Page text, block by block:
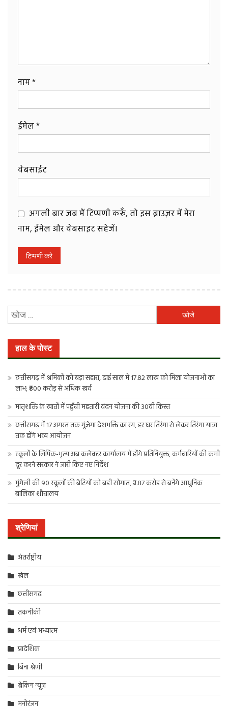
नाम*
ईमेल*
वेबसाईट
अगली बार जब मैं टिप्पणी करूँ, तो इस ब्राउज़र में मेरा
नाम, ईमेल और वेबसाइट सहेजें।
को
हाल के पोस्ट
छत्तीसगढ़ में श्रमिकों को बड़ा सहारा, ढाई साल में 17.82 लाख को मिला योजनाओं का
लाभ; ₹800 करोड़ से अधिक खर्च
मातृशक्ति के खातों में पहुँची महतारी वंदन योजना की 30वीं किस्त
छत्तीसगढ़ में 17 अगस्त तक गूंजेगा देशभक्ति का रंग, हर घर तिरंगा से लेकर तिरंगा यात्रा
तक होंगे भव्य आयोजन
स्कूलों के लिपिक-भृत्य अब कलेक्टर कार्यालय में होंगे प्रतिनियुक्त, कर्मचारियों की कमी
दूर करने सरकार ने जारी किए नए निर्देश
मुंगेली की 90 स्कूलों की बेटियों को बड़ी सौगात, ₹3.87 करोड़ से बनेंगे आधुनिक
बालिका शौचालय
श्रेणियां
अंतर्राष्ट्रीय
खेल
छत्तीसगढ़
तकनीकी
धर्म एवं अध्यात्म
प्रादेशिक
बिना श्रेणी
ब्रेकिंग न्यूज़